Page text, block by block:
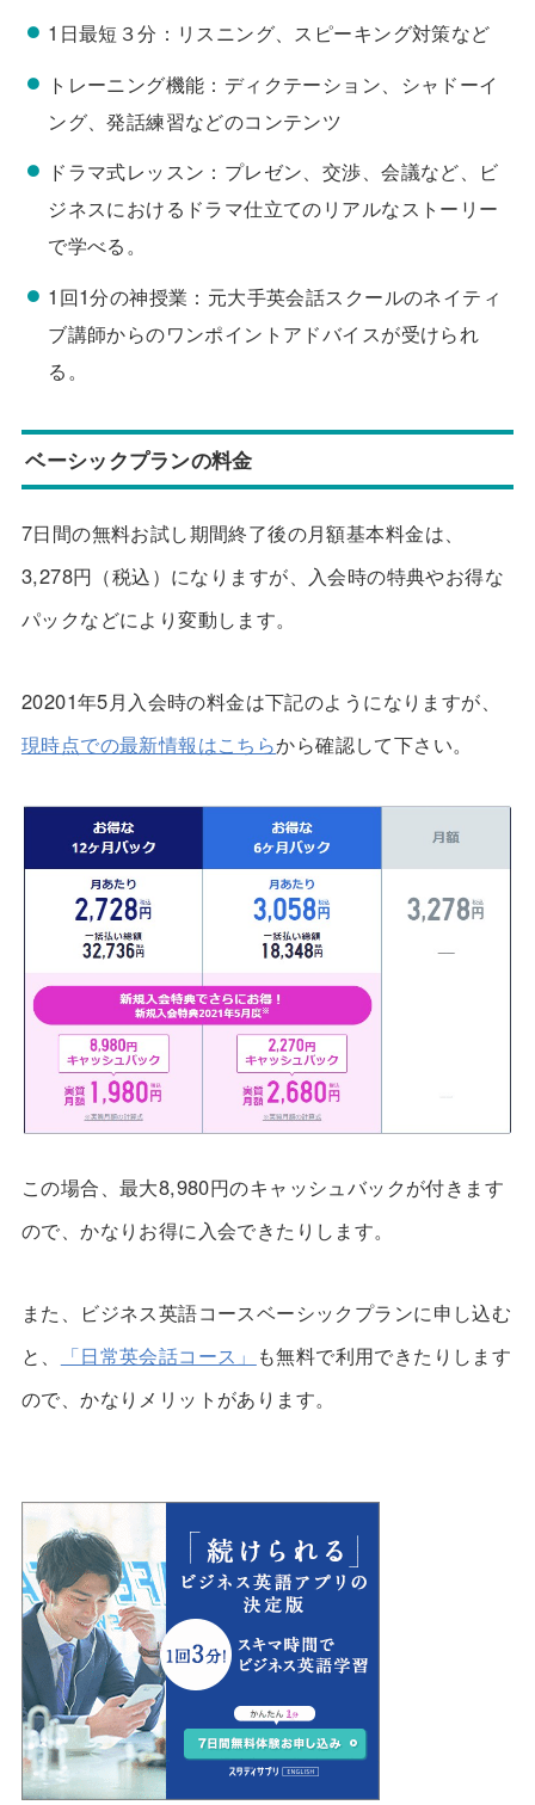
1日最短３分：リスニング、スピーキング対策など
トレーニング機能：ディクテーション、シャドーイ
ング、発話練習などのコンテンツ
ドラマ式レッスン：プレゼン、交渉、会議など、ビ
ジネスにおけるドラマ仕立てのリアルなストーリー
で学べる。
1回1分の神授業：元大手英会話スクールのネイティ
ブ講師からのワンポイントアドバイスが受けられ
る。
ベーシックプランの料金
7日間の無料お試し期間終了後の月額基本料金は、
3,278円（税込） になりますが、入会時の特典やお得な
パックなどにより変動します。
20201年5月入会時の料金は下記のようになりますが、
現時点での最新情報はこちらから確認して下さい。
この場合、 最大8,980円のキャッシュバックが付きます
ので、かなりお得に入会できたりします。
また、ビジネス英語コースベーシックプランに申し込む
と、
「日常英会話コース」 も無料で利用できたりします
ので、かなりメリットがあります。